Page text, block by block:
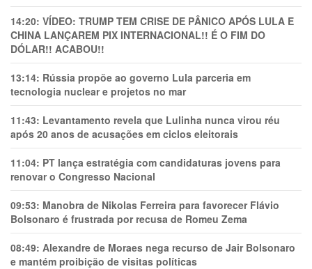
14:20: VÍDEO: TRUMP TEM CRlSE DE PÂNlCO APÓS LULA E
CHINA LANÇAREM PIX INTERNACIONAL!! É O FIM DO
DÓLAR!! ACABOU!!
13:14: Rússia propõe ao governo Lula parceria em
tecnologia nuclear e projetos no mar
11:43: Levantamento revela que Lulinha nunca virou réu
após 20 anos de acusações em ciclos eleitorais
11:04: PT lança estratégia com candidaturas jovens para
renovar o Congresso Nacional
09:53: Manobra de Nikolas Ferreira para favorecer Flávio
Bolsonaro é frustrada por recusa de Romeu Zema
08:49: Alexandre de Moraes nega recurso de Jair Bolsonaro
e mantém proibição de visitas políticas